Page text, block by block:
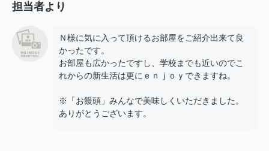
担当者より
Ｎ様に気に入って頂けるお部屋をご紹介出来て良
かったです。
お部屋も広かったですし、学校までも近いのでこ
れからの新生活は更にｅｎｊｏｙできますね。
※「お饅頭」みんなで美味しくいただきました。
ありがとうございます。